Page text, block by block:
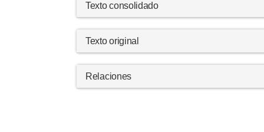
Texto consolidado
Texto original
Relaciones